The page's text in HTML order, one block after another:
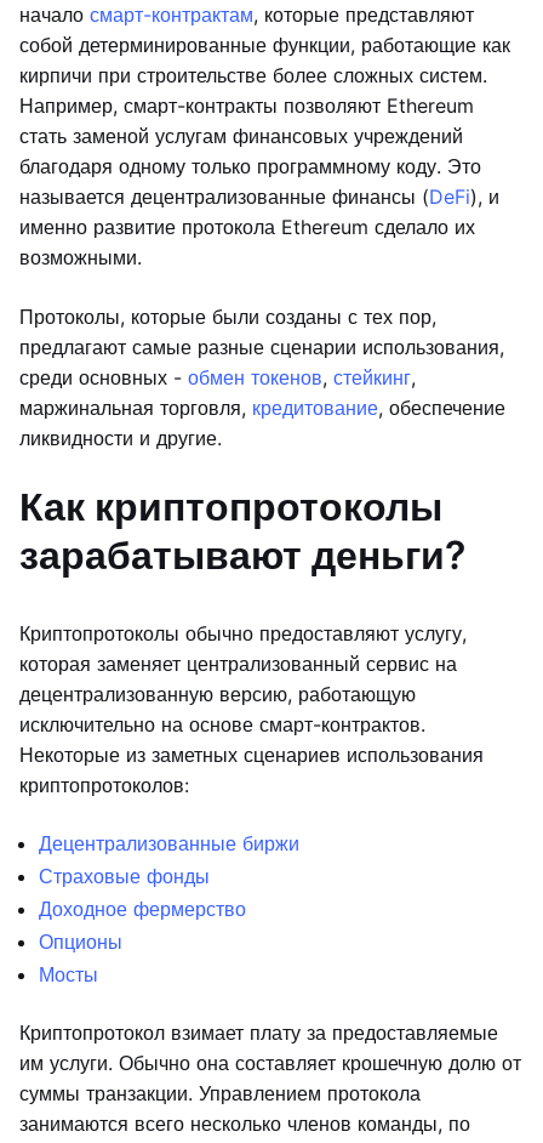
начало смарт-контрактам, которые представляют
собой детерминированные функции, работающие как
кирпичи при строительстве более сложных систем.
Например, смарт-контракты позволяют Ethereum
стать заменой услугам финансовых учреждений
благодаря одному только программному коду. Это
называется децентрализованные финансы (DeFi), и
именно развитие протокола Ethereum сделало их
возможными.
Протоколы, которые были созданы с тех пор,
предлагают самые разные сценарии использования,
среди основных - обмен токенов, стейкинг,
маржинальная торговля, кредитование, обеспечение
ликвидности и другие.
Как криптопротоколы
зарабатывают деньги?
Криптопротоколы обычно предоставляют услугу,
которая заменяет централизованный сервис на
децентрализованную версию, работающую
исключительно на основе смарт-контрактов.
Некоторые из заметных сценариев использования
криптопротоколов:
Децентрализованные биржи
Страховые фонды
Доходное фермерство
Опционы
Мосты
Криптопротокол взимает плату за предоставляемые
им услуги. Обычно она составляет крошечную долю от
суммы транзакции. Управлением протокола
занимаются всего несколько членов команды, по